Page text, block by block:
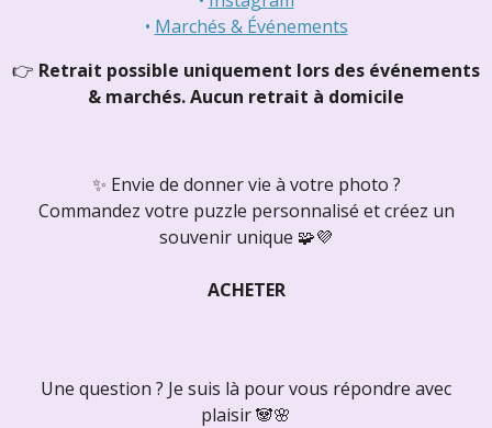
• Marchés & Événements
👉 Retrait possible uniquement lors des événements
& marchés.Aucun retrait à domicile
✨ Envie de donner vie à votre photo ?
Commandez votre puzzle personnalisé et créez un
souvenir unique 🧩💜
ACHETER
Une question ? Je suis là pour vous répondre avec
plaisir 🐼🌸